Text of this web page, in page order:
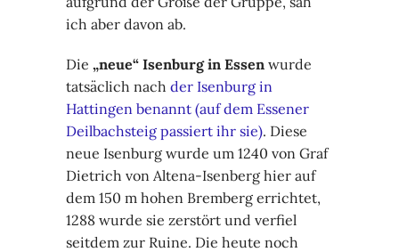
ich aber davon ab.
Die „neue“ Isenburg in Essen wurde
tatsäclich nach der Isenburg in
Hattingen benannt (auf dem Essener
Deilbachsteig passiert ihr sie). Diese
neue Isenburg wurde um 1240 von Graf
Dietrich von Altena-Isenberg hier auf
dem 150 m hohen Bremberg errichtet,
1288 wurde sie zerstört und verfiel
seitdem zur Ruine. Die heute noch